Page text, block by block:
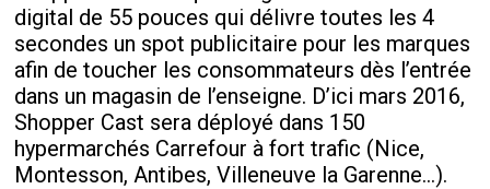
digital de 55 pouces qui délivre toutes les 4
secondes un spot publicitaire pour les marques
afin de toucher les consommateurs dès l’entrée
dans un magasin de l’enseigne. D’ici mars 2016,
Shopper Cast sera déployé dans 150
hypermarchés Carrefour à fort trafic (Nice,
Montesson, Antibes, Villeneuve la Garenne…).